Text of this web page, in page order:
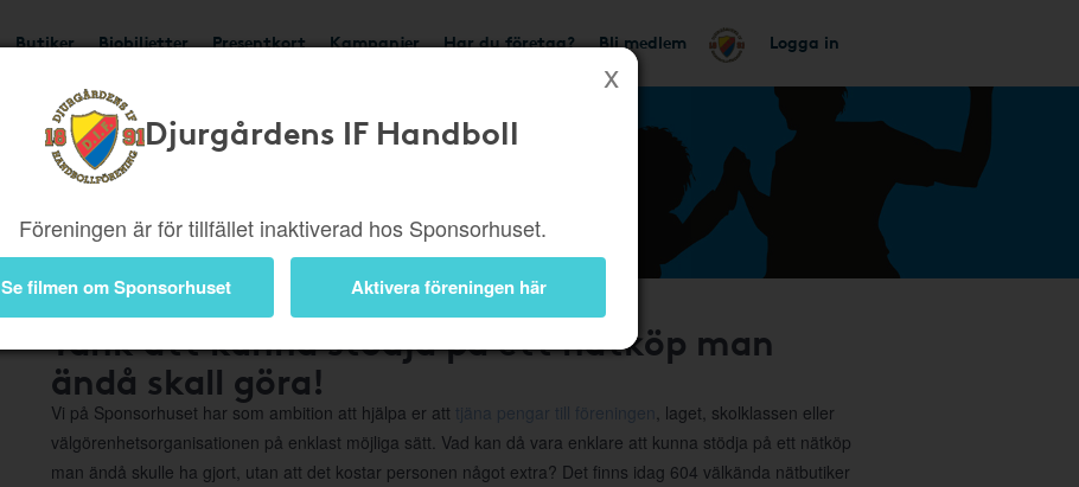
Butiker Biobiljetter Presentkort Kampanjer Har du företag? Bli medlem Logga in
Djurgårdens IF Handboll
Föreningen är för tillfället inaktiverad hos Sponsorhuset.
Se filmen om Sponsorhuset Aktivera föreningen här
Om Sponsorhuset
Tänk att kunna stödja på ett nätköp man
ändå skall göra!
Vi på Sponsorhuset har som ambition att hjälpa er att tjäna pengar till föreningen , laget, skolklassen eller
välgörenhetsorganisationen på enklast möjliga sätt. Vad kan då vara enklare att kunna stödja på ett nätköp
man ändå skulle ha gjort, utan att det kostar personen något extra? Det finns idag 604 välkända nätbutiker